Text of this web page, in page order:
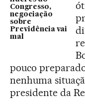
Congresso,
negociação
sobre
Previdência vai
mal
pouco
nenhuma
presidente da